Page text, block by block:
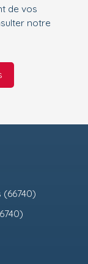
de vos
notre